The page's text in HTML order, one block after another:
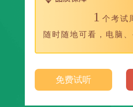
1 个考试
随时随地可看，电脑
免费试听